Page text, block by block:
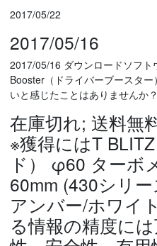
2017/05/22
2017/05/16
2017/05/16 ダウンロードソフ
Booster（ドライバーブースタ
いと感じたことはありませんか
在庫切れ; 送料無
※獲得にはT
ド） φ60 ターボ
60mm (430シリ
アンバー/ホワイ
る情報の精度に